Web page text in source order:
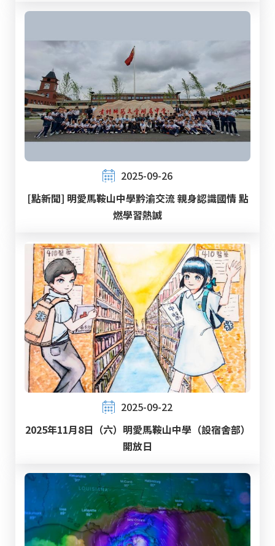
2025-09-26
[點新聞] 明愛馬鞍山中學黔渝交流 親身認識國情 點
燃學習熱誠
2025-09-22
2025年11月8日（六）明愛馬鞍山中學（設宿舍部）
開放日